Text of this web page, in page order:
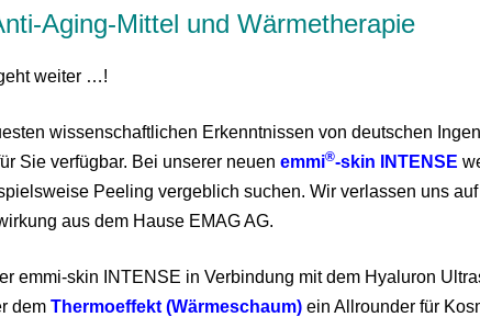
Aging-Mittel und Wärmetherapie
weiter …!
wissenschaftlichen Erkenntnissen von deutschen
Sie verfügbar. Bei unserer neuenemmi®-skin INTENSE
Peeling vergeblich suchen. Wir verlassen uns
aus dem Hause EMAG AG.
emmi-skin INTENSE in Verbindung mit dem Hyaluron
demThermoeffekt (Wärmeschaum) ein Allrounder für